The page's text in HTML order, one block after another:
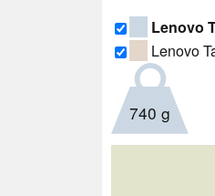
Lenovo
Lenovo
740 g